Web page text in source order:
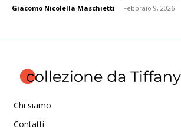
Giacomo Nicolella Maschietti - Febbraio 9, 2026
Chi siamo
Contatti